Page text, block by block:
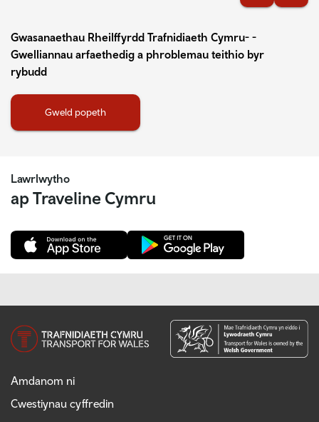
Gwasanaethau Rheilffyrdd Trafnidiaeth Cymru- -
Gwelliannau arfaethedig a phroblemau teithio byr
rybudd
Gweld popeth
Lawrlwytho
ap Traveline Cymru
Amdanom ni
Cwestiynau cyffredin